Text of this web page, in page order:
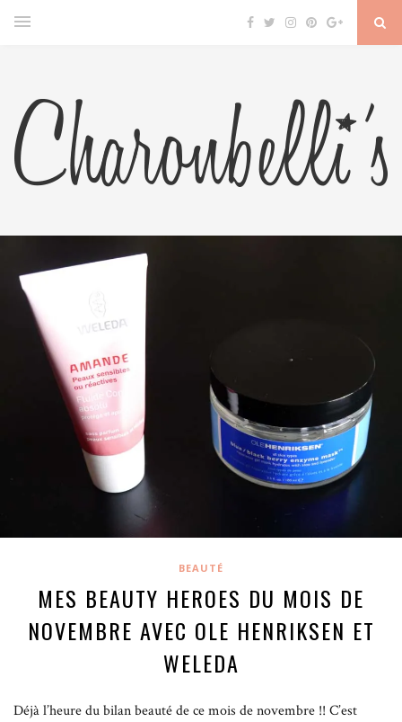
BEAUTÉ
MES BEAUTY HEROES DU MOIS DE
NOVEMBRE AVEC OLE HENRIKSEN ET
WELEDA
Déjà l’heure du bilan beauté de ce mois de novembre !! C’est